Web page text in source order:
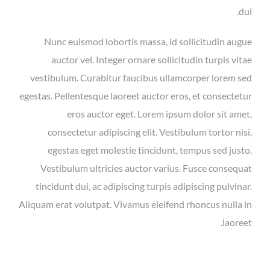
dui.
Nunc euismod lobortis massa, id sollicitudin augue
auctor vel. Integer ornare sollicitudin turpis vitae
vestibulum. Curabitur faucibus ullamcorper lorem sed
egestas. Pellentesque laoreet auctor eros, et consectetur
eros auctor eget. Lorem ipsum dolor sit amet,
consectetur adipiscing elit. Vestibulum tortor nisi,
egestas eget molestie tincidunt, tempus sed justo.
Vestibulum ultricies auctor varius. Fusce consequat
tincidunt dui, ac adipiscing turpis adipiscing pulvinar.
Aliquam erat volutpat. Vivamus eleifend rhoncus nulla in
laoreet.